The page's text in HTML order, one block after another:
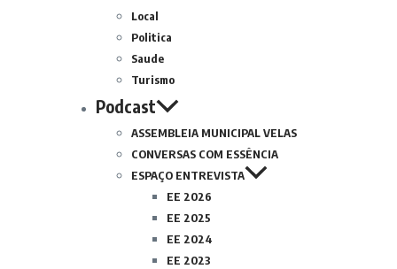
Local
Politica
Saude
Turismo
Podcast
ASSEMBLEIA MUNICIPAL VELAS
CONVERSAS COM ESSÊNCIA
ESPAÇO ENTREVISTA
EE 2026
EE 2025
EE 2024
EE 2023